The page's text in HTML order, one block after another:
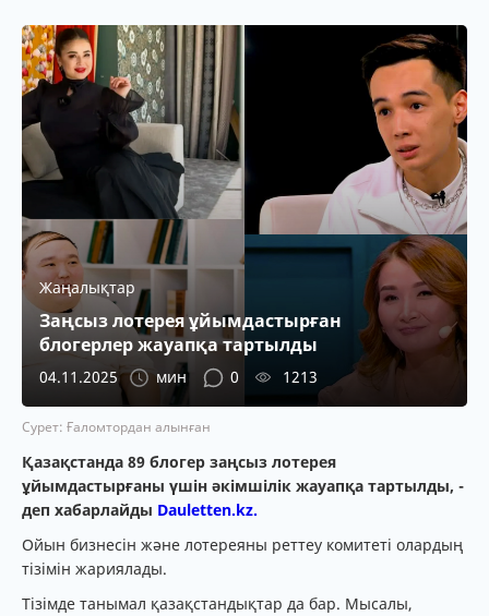
Жаңалықтар
Заңсыз лотерея ұйымдастырған
блогерлер жауапқа тартылды
04.11.2025 мин 0 1213
Сурет: Ғаломтордан алынған
Қазақстанда 89 блогер заңсыз лотерея
ұйымдастырғаны үшін әкімшілік жауапқа тартылды, -
деп хабарлайды Dauletten.kz.
Ойын бизнесін және лотереяны реттеу комитеті олардың
тізімін жариялады.
Тізімде танымал қазақстандықтар да бар. Мысалы,